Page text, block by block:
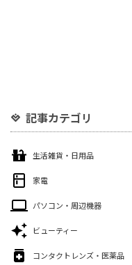
記事カテゴリ
生活雑貨・日用品
家電
パソコン・周辺機器
ビューティー
コンタクトレンズ・医薬品